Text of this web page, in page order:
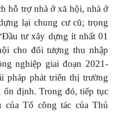
hỗ trợ nhà ở xã hội, nhà ở
lại chung cư cũ; trọng
tư xây dựng ít nhất 01
cho đối tượng thu nhập
nghiệp giai đoạn 2021-
pháp phát triển thị trường
ổn định. Trong đó, tiếp tục
của Tổ công tác của Thủ